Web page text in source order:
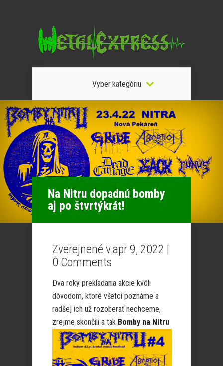
Vyber kategóriu
Na Nitru dopadnú bomby
aj po štvrtýkrát!
Zverejnené v apr 9, 2022 |
0 Comments
Dva roky prekladania akcie kvôli
dôvodom, ktoré všetci poznáme a
radšej ich už rozoberať nechceme,
zrejme skončili a tak Bomby na Nitru